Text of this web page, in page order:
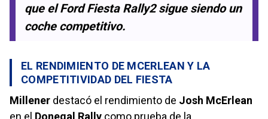
que el Ford Fiesta Rally2 sigue siendo un
coche competitivo.
EL RENDIMIENTO DE MCERLEAN Y LA
COMPETITIVIDAD DEL FIESTA
Millener destacó el rendimiento de Josh McErlean
en el Donegal Rally como prueba de la